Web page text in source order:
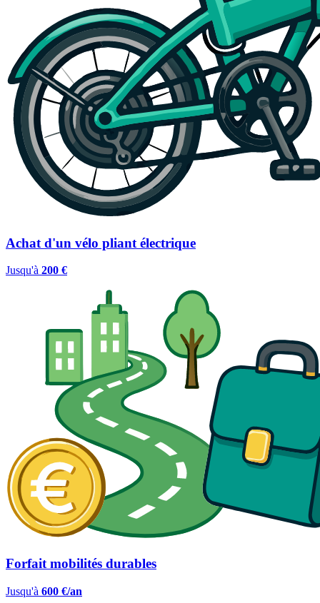
Achat d'un vélo pliant électrique
Jusqu'à 200 €
Forfait mobilités durables
Jusqu'à 600 €/an